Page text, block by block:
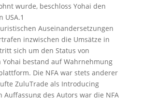
wurde, beschloss Yohai den
USA.1
Auseinandersetzungen
inzwischen die Umsätze in
sich um den Status von
Yohai bestand auf Wahrnehmung
Die NFA war stets anderer
ZuluTrade als Introducing
Auffassung des Autors war die NFA